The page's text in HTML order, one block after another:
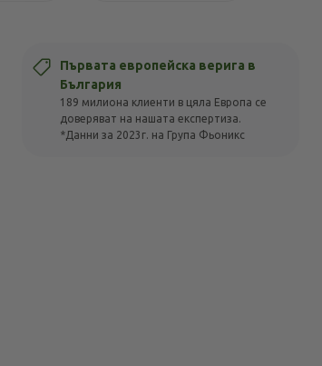
Първата европейска верига в
България
189 милиона клиенти в цяла Европа се
доверяват на нашата експертиза.
*Данни за 2023г. на Група Фьоникс